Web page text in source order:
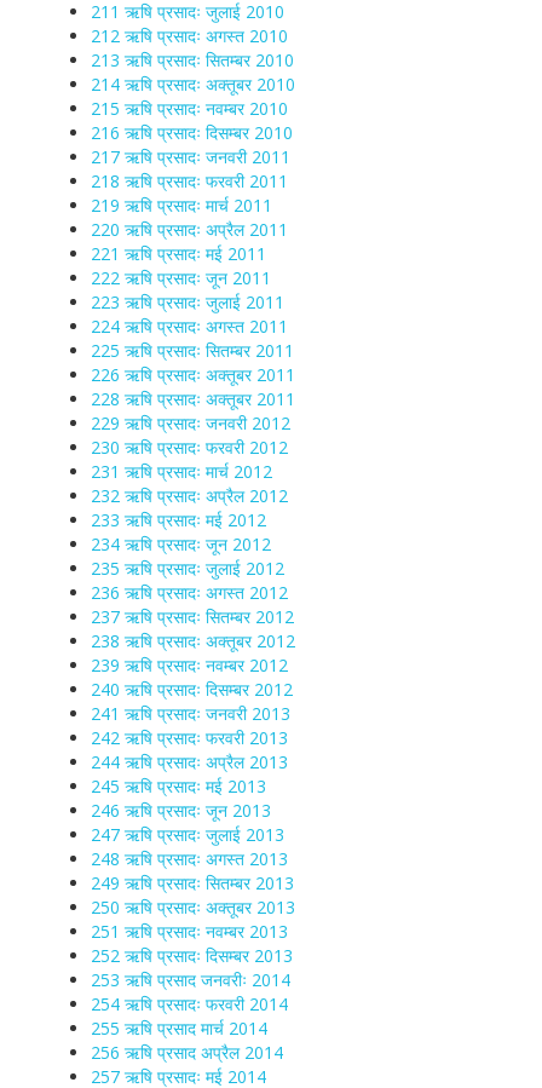
211 ऋषि प्रसादः जुलाई 2010
212 ऋषि प्रसादः अगस्त 2010
213 ऋषि प्रसादः सितम्बर 2010
214 ऋषि प्रसादः अक्तूबर 2010
215 ऋषि प्रसादः नवम्बर 2010
216 ऋषि प्रसादः दिसम्बर 2010
217 ऋषि प्रसादः जनवरी 2011
218 ऋषि प्रसादः फरवरी 2011
219 ऋषि प्रसादः मार्च 2011
220 ऋषि प्रसादः अप्रैल 2011
221 ऋषि प्रसादः मई 2011
222 ऋषि प्रसादः जून 2011
223 ऋषि प्रसादः जुलाई 2011
224 ऋषि प्रसादः अगस्त 2011
225 ऋषि प्रसादः सितम्बर 2011
226 ऋषि प्रसादः अक्तूबर 2011
228 ऋषि प्रसादः अक्तूबर 2011
229 ऋषि प्रसादः जनवरी 2012
230 ऋषि प्रसादः फरवरी 2012
231 ऋषि प्रसादः मार्च 2012
232 ऋषि प्रसादः अप्रैल 2012
233 ऋषि प्रसादः मई 2012
234 ऋषि प्रसादः जून 2012
235 ऋषि प्रसादः जुलाई 2012
236 ऋषि प्रसादः अगस्त 2012
237 ऋषि प्रसादः सितम्बर 2012
238 ऋषि प्रसादः अक्तूबर 2012
239 ऋषि प्रसादः नवम्बर 2012
240 ऋषि प्रसादः दिसम्बर 2012
241 ऋषि प्रसादः जनवरी 2013
242 ऋषि प्रसादः फरवरी 2013
244 ऋषि प्रसादः अप्रैल 2013
245 ऋषि प्रसादः मई 2013
246 ऋषि प्रसादः जून 2013
247 ऋषि प्रसादः जुलाई 2013
248 ऋषि प्रसादः अगस्त 2013
249 ऋषि प्रसादः सितम्बर 2013
250 ऋषि प्रसादः अक्तूबर 2013
251 ऋषि प्रसादः नवम्बर 2013
252 ऋषि प्रसादः दिसम्बर 2013
253 ऋषि प्रसाद जनवरीः 2014
254 ऋषि प्रसादः फरवरी 2014
255 ऋषि प्रसाद मार्च 2014
256 ऋषि प्रसाद अप्रैल 2014
257 ऋषि प्रसादः मई 2014